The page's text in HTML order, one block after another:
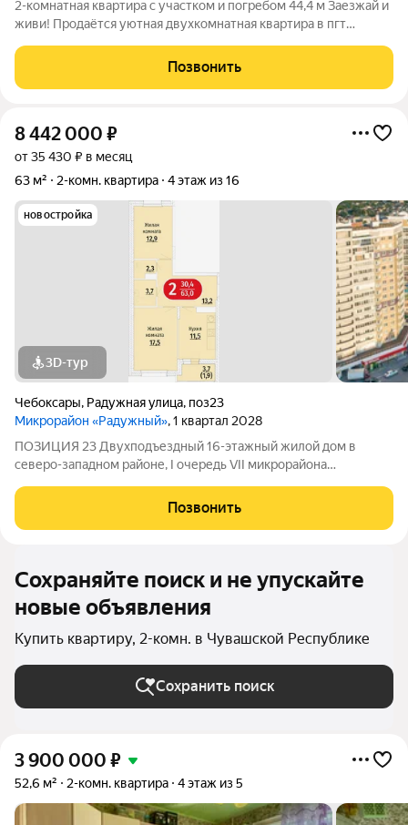
2-комнатная квартира с участком и погребом 44,4 м Заезжай и
живи! Продаётся уютная двухкомнатная квартира в пгт
Общая площадь 44,4 кв. м, расположена на первом этаже.
Комнаты
Позвонить
8 442 000 ₽
от 35 430 ₽ в месяц
63 м²
2-комн. квартира 4 этаж из 16
новостройка
3D-тур
Чебоксары, Радужная улица, поз23
Микрорайон «Радужный», 1 квартал 2028
ПОЗИЦИЯ 23 Двухподъездный 16-этажный жилой дом в
северо-западном районе, I очередь VII микрорайона
каркасный с вентилируемым фасадом фасад облицован
цветными керамогранитными плитами (не выгорающими
Позвонить
Сохраняйте поиск и не упускайте
новые объявления
Купить квартиру, 2-комн. в Чувашской Республике
Сохранить поиск
3 900 000 ₽
52,6 м² 2-комн. квартира 4 этаж из 5